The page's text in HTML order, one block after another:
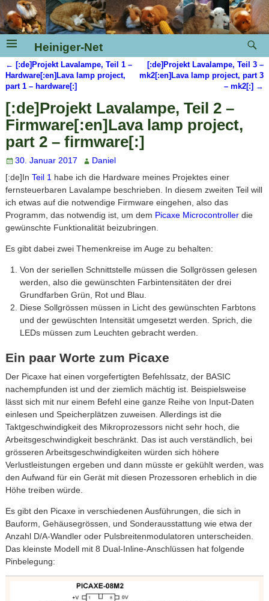
Heiniger-Net
Artikelnavigation
← [:de]Projekt Lavalampe, Teil 1 –
Hardware[:en]Lava lamp project,
part 1 – hardware[:]
[:de]Projekt Lavalampe, Teil 3 –
mk2[:en]Lava lamp project, part 3
– mk2[:] →
[:de]Projekt Lavalampe, Teil 2 –
Firmware[:en]Lava lamp project,
part 2 – firmware[:]
30. Januar 2017
Daniel
[:de]In Teil 1habe ich die Hardware meines Projektes einer
fernsteuerbaren Lavalampe beschrieben. In diesem zweiten Teil will
ich etwas auf die notwendige Firmware eingehen, also das
Programm, das notwendig ist, um dem Picaxe Microcontrollerdie
gewünschte Funktionalität beizubringen.
Es gibt dabei zwei Themenkreise im Auge zu behalten:
Von der seriellen Schnittstelle müssen die Sollgrössen gelesen
werden, also die gewünschten Farbintensitäten der drei
Grundfarben Grün, Rot und Blau.
Diese Sollgrössen müssen in Licht des gewünschten Farbtons
und der gewüschten Intensität umgesetzt werden. Sprich, die
LEDs müssen zum Leuchten gebracht werden.
Ein paar Worte zum Picaxe
Der Picaxe hat einen vorgefertigten Befehlssatz, der BASIC
nachempfunden ist und der ziemlich mächtig ist. Beispielsweise
lässt sich mit nur einem Befehl eine ganze Reihe von Input-Daten
einlesen und Speicherplätzen zuweisen. Allerdings ist die
Taktgeschwindigkeit des Mikroprozessors nicht sehr hoch, die
Arbeitsgeschwindigkeit beschränkt. Das ist auch verständlich, bei
grösseren Arbeitsgeschwindigkeiten würden sich höhere
Verlustleistungen ergeben und dann müsste er gekühlt werden, was
den Aufwand für ein Gerät mit diesen Prozessoren erheblich in die
Höhe treiben würde.
Es gibt den Picaxe in verschiedenen Ausführungen, die sich in
Bauform, Gehäusegrössen, und Sonderausstattung wie etwa der
Anzahl D/A-Wandler oder Pulsbreitenmodulatoren unterscheiden.
Das kleinste Modell mit 8 Dual-Inline-Anschlüssen hat folgende
Pinbelegung: